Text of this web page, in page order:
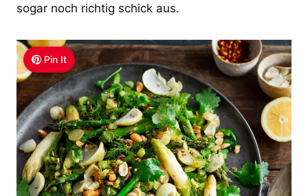
sogar noch richtig schick aus.
Pin It